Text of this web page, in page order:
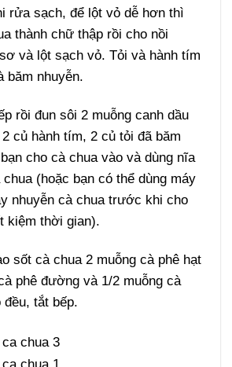
rửa sạch, để lột vỏ dễ hơn thì
thành chữ thập rồi cho nồi
và lột sạch vỏ. Tỏi và hành tím
băm nhuyễn.
rồi đun sôi 2 muỗng canh dầu
củ hành tím, 2 củ tỏi đã băm
cho cà chua vào và dùng nĩa
(hoặc bạn có thể dùng máy
nhuyễn cà chua trước khi cho
kiệm thời gian).
sốt cà chua 2 muỗng cà phê hạt
phê đường và 1/2 muỗng cà
đều, tắt bếp.